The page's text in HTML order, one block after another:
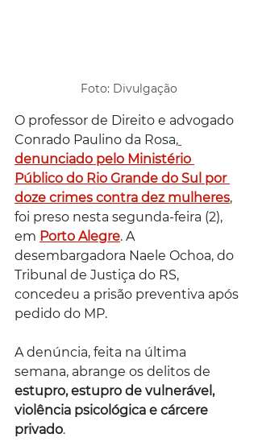
Foto: Divulgação
O professor de Direito e advogado
Conrado Paulino da Rosa,
denunciado pelo Ministério
Público do Rio Grande do Sul por
doze crimes contra dez mulheres,
foi preso nesta segunda-feira (2),
em Porto Alegre. A
desembargadora Naele Ochoa, do
Tribunal de Justiça do RS,
concedeu a prisão preventiva após
pedido do MP.
A denúncia, feita na última
semana, abrange os delitos de
estupro, estupro de vulnerável,
violência psicológica e cárcere
privado.